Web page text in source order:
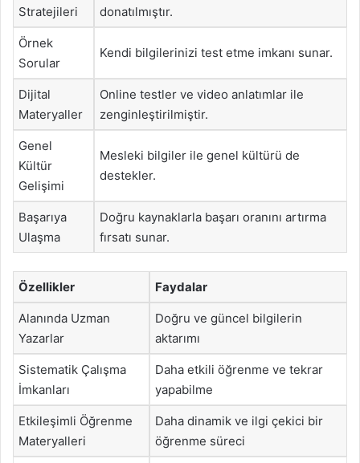
Stratejileri
donatılmıştır.
Örnek
Sorular
Kendi bilgilerinizi test etme imkanı sunar.
Dijital
Materyaller
Online testler ve video anlatımlar ile
zenginleştirilmiştir.
Genel
Kültür
Gelişimi
Mesleki bilgiler ile genel kültürü de
destekler.
Başarıya
Ulaşma
Doğru kaynaklarla başarı oranını artırma
fırsatı sunar.
Özellikler Faydalar
Alanında Uzman
Yazarlar
Doğru ve güncel bilgilerin
aktarımı
Sistematik Çalışma
İmkanları
Daha etkili öğrenme ve tekrar
yapabilme
Etkileşimli Öğrenme
Materyalleri
Daha dinamik ve ilgi çekici bir
öğrenme süreci